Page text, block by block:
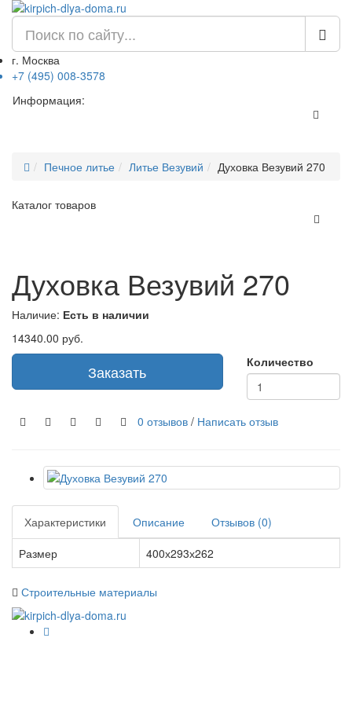
г. Москва
+7 (495) 008-3578
Информация:
Печное литье Литье Везувий Духовка Везувий 270
Каталог товаров
Духовка Везувий 270
Наличие: Есть в наличии
14340.00 руб.
Заказать Количество
0 отзывов / Написать отзыв
Характеристики Описание
Отзывов (0)
Размер
400х293х262
Строительные материалы